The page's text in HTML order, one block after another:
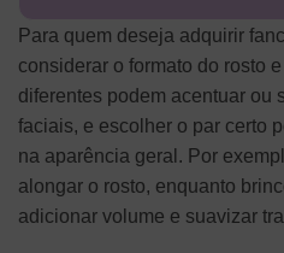
Para quem deseja adquirir
considerar o formato do rosto
diferentes podem acentuar ou
faciais, e escolher o par certo
na aparência geral. Por
alongar o rosto, enquanto
adicionar volume e suavizar